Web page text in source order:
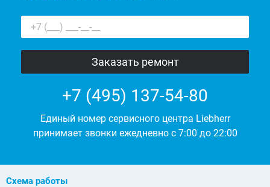
+7 (495) 137-54-80
Единый номер сервисного центра Liebherr
принимает звонки ежедневно с 7:00 до 22:00
Схема работы